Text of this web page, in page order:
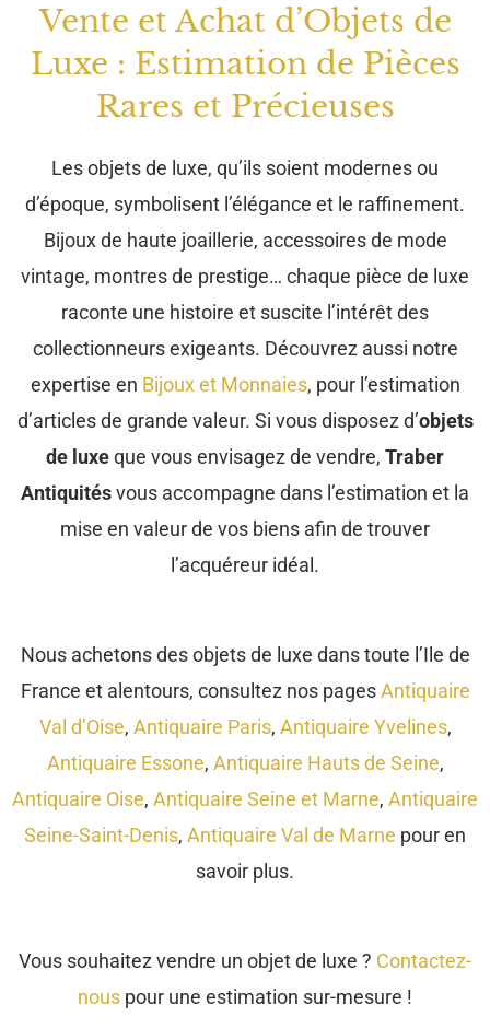
Vente et Achat d’Objets de
Luxe : Estimation de Pièces
Rares et Précieuses
Les objets de luxe, qu’ils soient modernes ou
d’époque, symbolisent l’élégance et le raffinement.
Bijoux de haute joaillerie, accessoires de mode
vintage, montres de prestige… chaque pièce de luxe
raconte une histoire et suscite l’intérêt des
collectionneurs exigeants. Découvrez aussi notre
expertise en Bijoux et Monnaies, pour l’estimation
d’articles de grande valeur. Si vous disposez d’objets
de luxeque vous envisagez de vendre, Traber
Antiquitésvous accompagne dans l’estimation et la
mise en valeur de vos biens afin de trouver
l’acquéreur idéal.
Nous achetons des objets de luxe dans toute l’Ile de
France et alentours, consultez nos pagesAntiquaire
Val d’Oise, Antiquaire Paris, Antiquaire Yvelines,
Antiquaire Essone, Antiquaire Hauts de Seine,
Antiquaire Oise, Antiquaire Seine et Marne, Antiquaire
Seine-Saint-Denis, Antiquaire Val de Marne pour en
savoir plus.
Vous souhaitez vendre un objet de luxe ? Contactez-
nous pour une estimation sur-mesure !